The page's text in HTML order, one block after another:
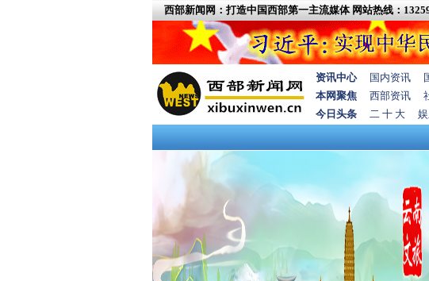
西部新闻网：打造中国西部第一主流媒体 网站热线：
资讯中心 国内资讯
本网聚焦
西部资讯
今日头条
二 十 大